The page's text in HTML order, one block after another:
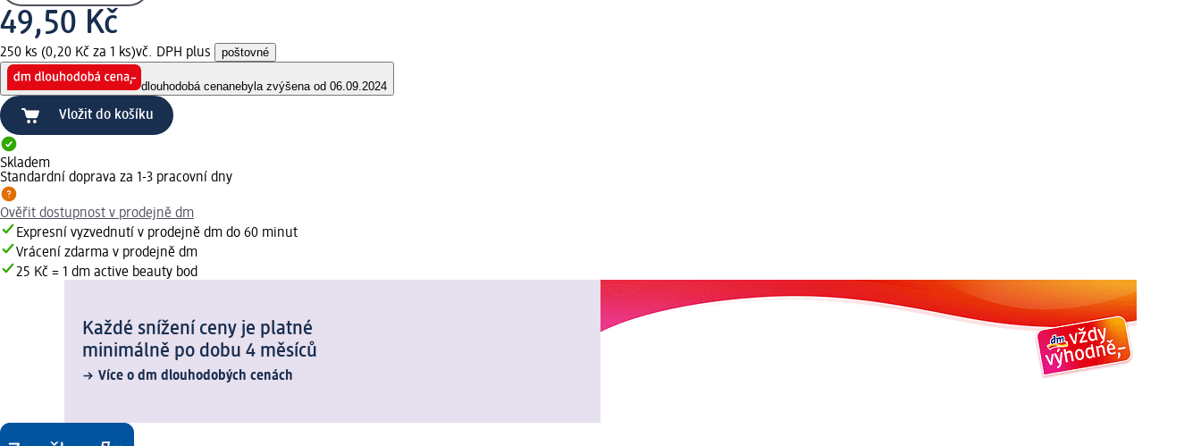
49,50 Kč
250 ks (0,20 Kč za 1 ks)vč. DPH plus poštovné
dlouhodobá cenanebyla zvýšena od 06.09.2024
Vložit do košíku
Skladem
Standardní doprava za 1-3 pracovní dny
Ověřit dostupnost v prodejně dm
Expresní vyzvednutí v prodejně dm do 60 minut
Vrácení zdarma v prodejně dm
25 Kč = 1 dm active beauty bod
Každé snížení ceny je platné
minimálně po dobu 4 měsíců
Více o dm dlouhodobých cenách